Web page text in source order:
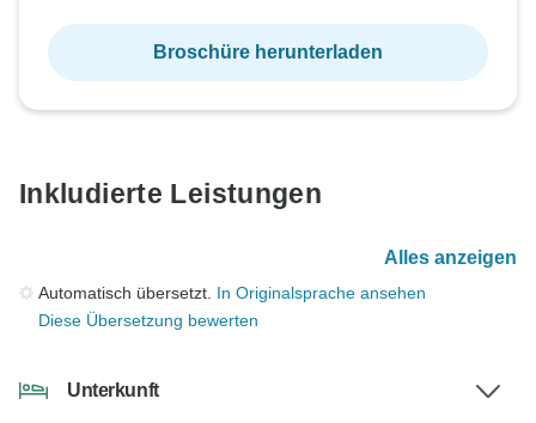
Broschüre herunterladen
Inkludierte Leistungen
Alles anzeigen
Automatisch übersetzt. In Originalsprache ansehen
Diese Übersetzung bewerten
Unterkunft